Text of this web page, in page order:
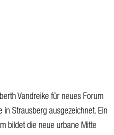
Vandreike für neues Forum
in Strausberg ausgezeichnet. Ein
bildet die neue urbane Mitte